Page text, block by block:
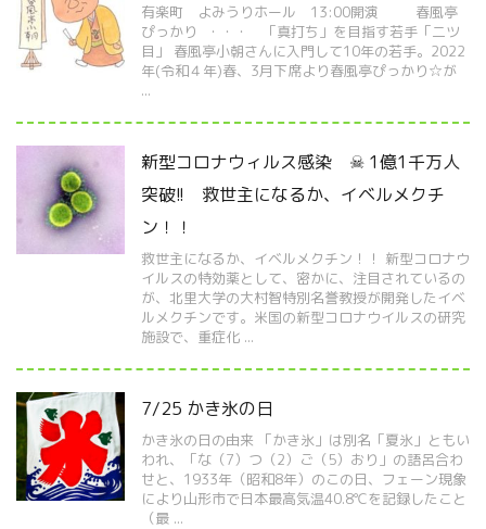
有楽町 よみうりホール 13:00開演 春風亭
ぴっかり ・・・ 「真打ち」を目指す若手「二ツ
目」 春風亭小朝さんに入門して10年の若手。2022
年(令和４年)春、3月下席より春風亭ぴっかり☆が
...
新型コロナウィルス感染 ☠ 1億1千万人
突破!! 救世主になるか、イベルメクチ
ン！！
救世主になるか、イベルメクチン！！ 新型コロナウ
イルスの特効薬として、密かに、注目されているの
が、北里大学の大村智特別名誉教授が開発したイベ
ルメクチンです。米国の新型コロナウイルスの研究
施設で、重症化 ...
7/25 かき氷の日
かき氷の日の由来 「かき氷」は別名「夏氷」ともい
われ、「な（7）つ（2）ご（5）おり」の語呂合わ
せと、1933年（昭和8年）のこの日、フェーン現象
により山形市で日本最高気温40.8℃を記録したこと
（最 ...